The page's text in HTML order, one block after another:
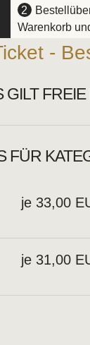
2
Warenkorb
-
GILT
FÜR
je 33,00
je 31,00